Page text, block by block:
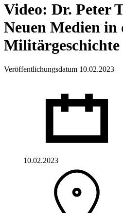
Video: Dr. Peter
Neuen Medien in
Militärgeschichte
Veröffentlichungsdatum 10.02.2023
10.02.2023